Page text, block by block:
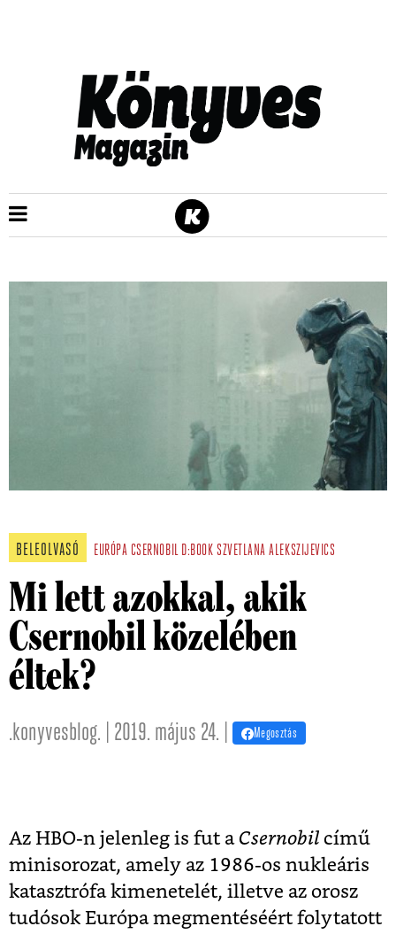
BELEOLVASÓ EURÓPA CSERNOBIL D:BOOK SZVETLANA ALEKSZIJEVICS
Mi lett azokkal, akik
Csernobil közelében
éltek?
.konyvesblog. | 2019. május 24. | Megosztás
Az HBO-n jelenleg is fut a Csernobil című
minisorozat, amely az 1986-os nukleáris
katasztrófa kimenetelét, illetve az orosz
tudósok Európa megmentéséért folytatott